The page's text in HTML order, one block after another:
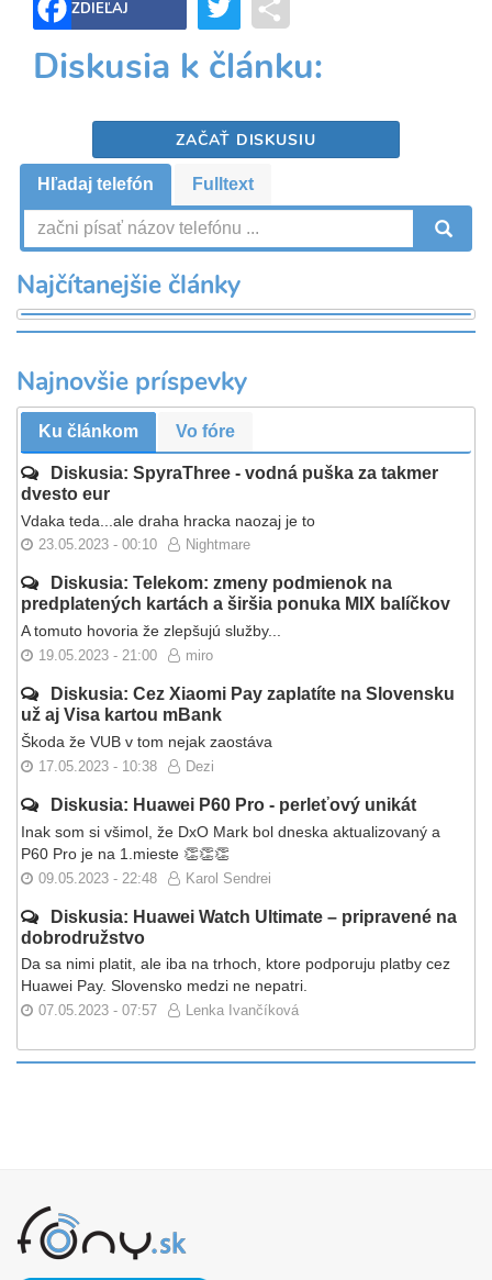
ZDIEĽAJ Twitter
Diskusia k článku:
ZAČAŤ DISKUSIU
Hľadaj telefón Fulltext
Najčítanejšie články
Najnovšie príspevky
Ku článkom Vo fóre
Diskusia: SpyraThree - vodná puška za takmer
dvesto eur
Vdaka teda...ale draha hracka naozaj je to
23.05.2023 - 00:10 Nightmare
Diskusia: Telekom: zmeny podmienok na
predplatených kartách a širšia ponuka MIX balíčkov
A tomuto hovoria že zlepšujú služby...
19.05.2023 - 21:00 miro
Diskusia: Cez Xiaomi Pay zaplatíte na Slovensku
už aj Visa kartou mBank
Škoda že VUB v tom nejak zaostáva
17.05.2023 - 10:38 Dezi
Diskusia: Huawei P60 Pro - perleťový unikát
Inak som si všimol, že DxO Mark bol dneska aktualizovaný a
P60 Pro je na 1.mieste 👏👏👏
09.05.2023 - 22:48 Karol Sendrei
Diskusia: Huawei Watch Ultimate – pripravené na
dobrodružstvo
Da sa nimi platit, ale iba na trhoch, ktore podporuju platby cez
Huawei Pay. Slovensko medzi ne nepatri.
07.05.2023 - 07:57 Lenka Ivančíková